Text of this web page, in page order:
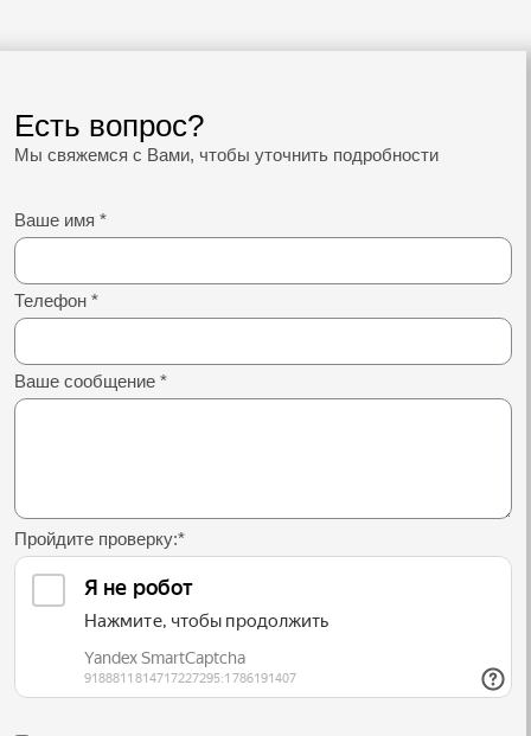
Есть вопрос?
Мы свяжемся с Вами, чтобы уточнить подробности
Ваше имя *
Телефон *
Ваше сообщение *
Пройдите проверку:*